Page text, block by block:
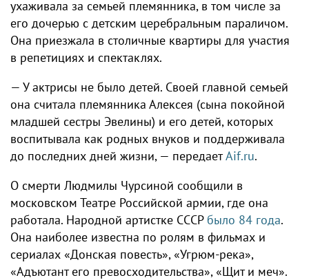
ухаживала за семьей племянника, в том числе за
его дочерью с детским церебральным параличом.
Она приезжала в столичные квартиры для участия
в репетициях и спектаклях.
— У актрисы не было детей. Своей главной семьей
она считала племянника Алексея (сына покойной
младшей сестры Эвелины) и его детей, которых
воспитывала как родных внуков и поддерживала
до последних дней жизни, — передаетAif.ru.
О смерти Людмилы Чурсиной сообщили в
московском Театре Российской армии, где она
работала. Народной артистке СССРбыло 84 года.
Она наиболее известна по ролям в фильмах и
сериалах «Донская повесть», «Угрюм-река»,
«Адъютант его превосходительства», «Щит и меч».